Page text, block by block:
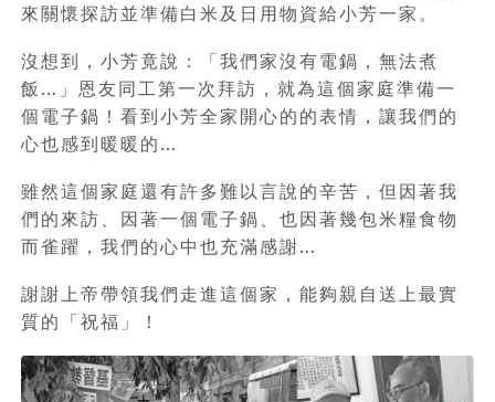
來關懷探訪並準備白米及日用物資給小芳一家。
沒想到，小芳竟說：「我們家沒有電鍋，無法煮
飯…」恩友同工第一次拜訪，就為這個家庭準備一
個電子鍋！看到小芳全家開心的的表情，讓我們的
心也感到暖暖的…
雖然這個家庭還有許多難以言說的辛苦，但因著我
們的來訪、因著一個電子鍋、也因著幾包米糧食物
而雀躍，我們的心中也充滿感謝…
謝謝上帝帶領我們走進這個家，能夠親自送上最實
質的「祝福」！